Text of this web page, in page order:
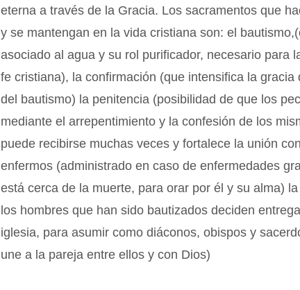
eterna a través de la Gracia. Los sacramentos que
y se mantengan en la vida cristiana son: el
asociado al agua y su rol purificador, necesario para
fe cristiana), la confirmación (que intensifica la
del bautismo) la penitencia (posibilidad de que los
mediante el arrepentimiento y la confesión de los
puede recibirse muchas veces y fortalece la unión
enfermos (administrado en caso de enfermedades
está cerca de la muerte, para orar por él y su alma)
los hombres que han sido bautizados deciden
iglesia, para asumir como diáconos, obispos y
une a la pareja entre ellos y con Dios)